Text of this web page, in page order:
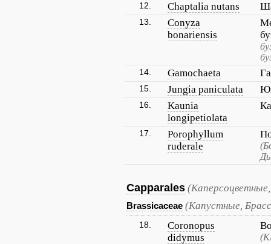
12. Chaptalia nutans
13.
Conyza
bonariensis
14. Gamochaeta
15. Jungia paniculata
16.
Kaunia
longipetiolata
17.
Porophyllum
ruderale
Capparales
Brassicaceae (Капустные,
18.
Coronopus
didymus